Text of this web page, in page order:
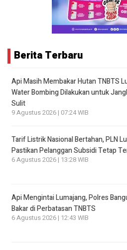
Berita Terbaru
Api Masih Membakar Hutan TNBTS
Water Bombing Dilakukan untuk
Sulit
9 Agustus 2026 | 07:24 WIB
Tarif Listrik Nasional Bertahan, PLN
Pastikan Pelanggan Subsidi Tetap
6 Agustus 2026 | 13:28 WIB
Api Mengintai Lumajang, Polres
Bakar di Perbatasan TNBTS
6 Agustus 2026 | 12:43 WIB